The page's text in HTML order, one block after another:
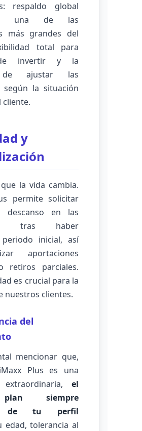
respaldo global
una de las
más grandes del
total para
invertir y la
de ajustar las
según la situación
cliente.
y
la vida cambia.
permite solicitar
descanso en las
tras haber
inicial, así
aportaciones
retiros parciales.
es crucial para la
nuestros clientes.
del
mencionar que,
Plus es una
extraordinaria, el
siempre
de tu perfil
edad, tolerancia al